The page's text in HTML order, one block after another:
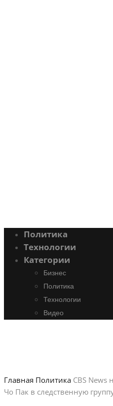
Политика
Технологии
Категории
Бизнес
Политика
Технологии
Видео
Главная Политика CBS
Чо Пак в следственную